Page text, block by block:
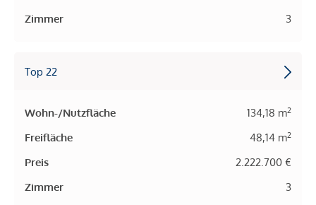
Zimmer
3
Top 22
Wohn-/Nutzfläche 134,18 m2
Freifläche 48,14 m2
Preis
2.222.700 €
Zimmer
3